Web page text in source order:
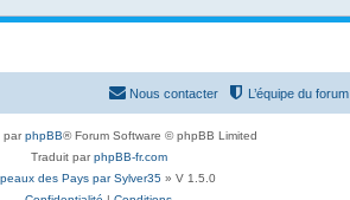
L’équipe du forum
Nous contacter
parphpBB® Forum Software © phpBB Limited
Traduit parphpBB-fr.com
des Pays par Sylver35 » V 1.5.0